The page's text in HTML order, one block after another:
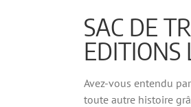
SAC DE
EDITIONS
Avez-vous entendu
toute autre histoire